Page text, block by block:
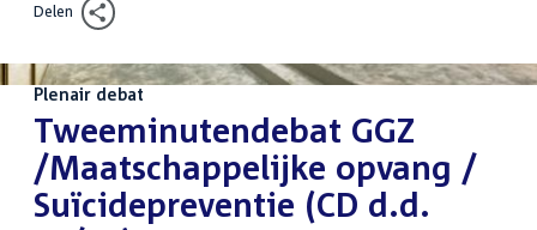
Delen
Plenair debat
:Tweeminutendebat GGZ
/Maatschappelijke opvang /
Suïcidepreventie (CD d.d.